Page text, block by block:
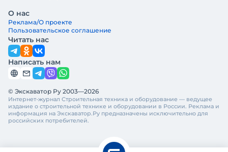
О нас
Реклама/О проекте
Пользовательское соглашение
Читать нас
Написать нам
© Экскаватор Ру 2003—2026
Интернет-журнал Строительная техника и оборудование — ведущее
издание о строительной технике и оборудовании в России. Реклама и
информация на Экскаватор.Ру предназначены исключительно для
российских потребителей.